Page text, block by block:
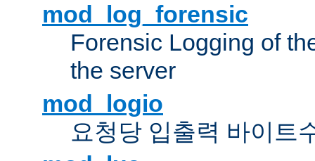
mod_log_forensic
Forensic Logging of
the server
mod_logio
요청당 입출력 바이트